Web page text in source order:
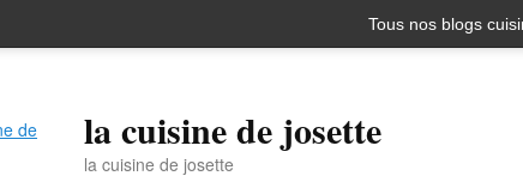
Tous nos blogs
la cuisine de josette
la cuisine de josette